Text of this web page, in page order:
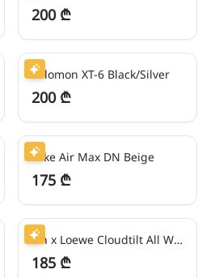
200 ₾
50₾/თვეში
Salomon XT-6 Black/Silver
200 ₾
43₾/თვეში
Nike Air Max DN Beige
175 ₾
46₾/თვეში
On x Loewe Cloudtilt All White
185 ₾